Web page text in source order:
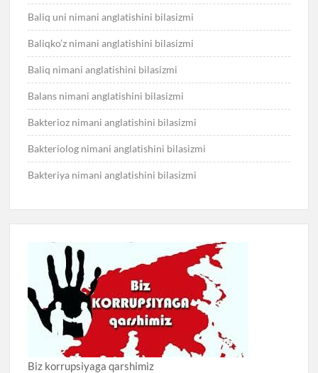
Baliq uni nimani anglatishini bilasizmi
Baliqko’z nimani anglatishini bilasizmi
Baliq nimani anglatishini bilasizmi
Balans nimani anglatishini bilasizmi
Bakterioz nimani anglatishini bilasizmi
Bakteriolog nimani anglatishini bilasizmi
Bakteriya nimani anglatishini bilasizmi
Biz korrupsiyaga qarshimiz